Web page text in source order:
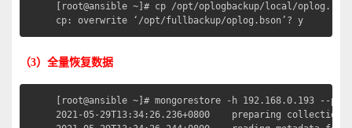
[root@ansible ~]# cp /opt/oplogbackup/local/
cp: overwrite ‘/opt/fullbackup/oplog.bson’? y
（3）全量恢复数据
[root@ansible ~]# mongorestore -h 192.168.0.193 --
2021-05-29T13:34:26.236+0800	preparing collections to restore from